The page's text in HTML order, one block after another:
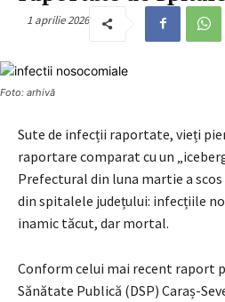
1 aprilie 2026
Foto: arhivă
Sute de infecții raportate, vieți
raportare comparat cu un
Prefectural din luna martie a
din spitalele județului: infecțiile
inamic tăcut, dar mortal.
Conform celui mai recent raport
Sănătate Publică (DSP) Caraș-